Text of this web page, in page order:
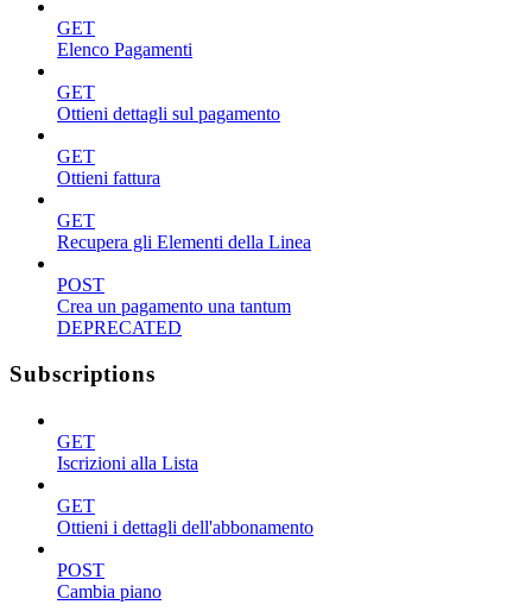
GET
Elenco Pagamenti
GET
Ottieni dettagli sul pagamento
GET
Ottieni fattura
GET
Recupera gli Elementi della Linea
POST
Crea un pagamento una tantum
DEPRECATED
Subscriptions
GET
Iscrizioni alla Lista
GET
Ottieni i dettagli dell'abbonamento
POST
Cambia piano